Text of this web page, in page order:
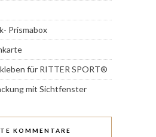
Prismabox
für RITTER SPORT®
mit Sichtfenster
KOMMENTARE